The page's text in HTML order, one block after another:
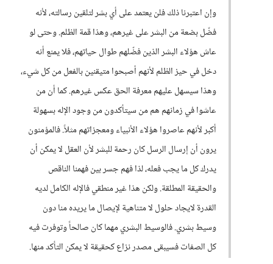
وإن اعتبرنا ذلك فلن يعتمد على أي بشر لتلقين رسالته، لأنه
فضّل بضعة من البشر على غيرهم، وهذا قمة الظلم. وحتى لو
عاش هؤلاء البشر الذين فضّلهم طوال حياتهم، فلا يمنع أنه
دخل في حيز الظلم لأنهم أصبحوا متيقنين بالفعل من كل شيء،
وهذا سيسهل عليهم معرفة الحق عكس غيرهم. كما أن من
عاشوا في زمانهم هم من سيتأكدون من وجود الإله بسهولة
أكبر لأنهم عاصروا هؤلاء الأنبياء ومعجزاتهم مثلاً. فالمؤمنون
يرون أن إرسال الرسل كان رحمة للبشر لأن العقل لا يمكن أن
يدرك كل ما يجب فعله، لذا فهم جسر بين فهمنا الناقص
والحقيقة المطلقة. ولكن هذا غير منطقي فالإله الكامل لديه
القدرة لايجاد حلول لا متناهية لإيصال ما يريده منا دون
وسيط بشري. فالوسيط البشري مهما كان صالحاً وتوفرت فيه
كل الصفات فسيبقى مصدر نزاع كحقيقة لا يمكن التأكد منها.